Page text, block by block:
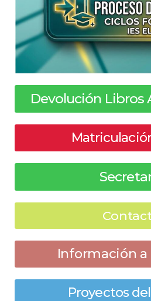
Devolución Libros
Información a
Proyectos